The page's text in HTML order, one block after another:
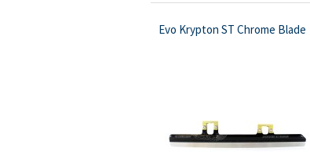
Evo Krypton ST Chrome Blade